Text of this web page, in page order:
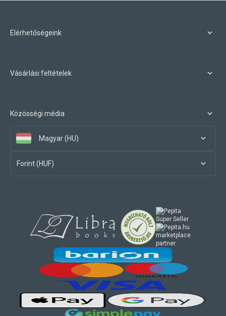
Elérhetőségeink
Vásárlási feltételek
Közösségi média
Magyar (HU)
Forint (HUF)
marketplace
partner